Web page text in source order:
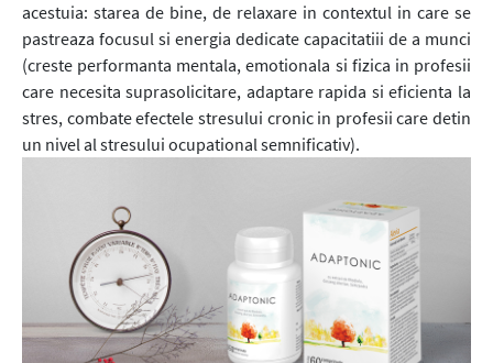
acestuia: starea de bine, de relaxare in contextul in care se
pastreaza focusul si energia dedicate capacitatiii de a munci
(creste performanta mentala, emotionala si fizica in profesii
care necesita suprasolicitare, adaptare rapida si eficienta la
stres, combate efectele stresului cronic in profesii care detin
un nivel al stresului ocupational semnificativ).